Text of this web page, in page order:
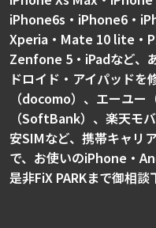
iPhone6s・iPhone6・
Xperia・Mate 10 lite・
Zenfone 5・iPadなど、
ドロイド・アイパッドを
（docomo）、エーユー
（SoftBank）、楽天モ
安SIMなど、携帯キャリ
で、お使いのiPhone・
是非FiX PARKまで御相